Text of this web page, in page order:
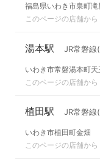
福島県いわき市泉町
このページの店舗か
湯本駅 JR常磐線
いわき市常磐湯本町天
このページの店舗か
植田駅 JR常磐線
いわき市植田町金畑
このページの店舗か